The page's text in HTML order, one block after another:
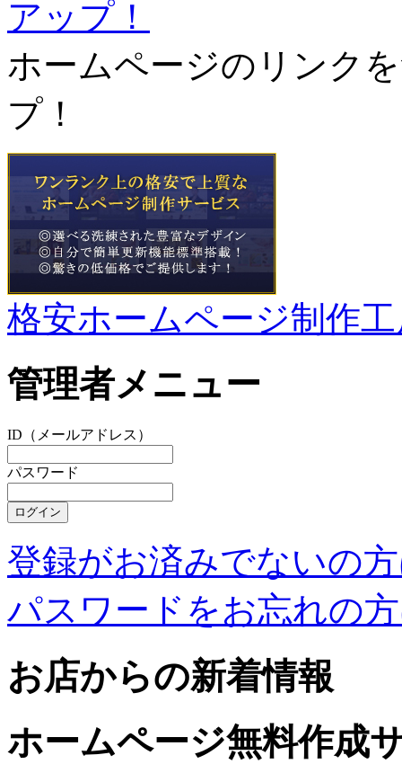
ホームページのリンク
プ！
格安ホームページ制作
管理者メニュー
ID（メールアドレス）
パスワード
登録がお済みでないの
パスワードをお忘れの
お店からの新着情報
ホームページ無料作成